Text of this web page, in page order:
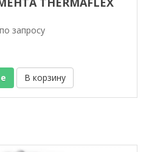
запросу
В корзину